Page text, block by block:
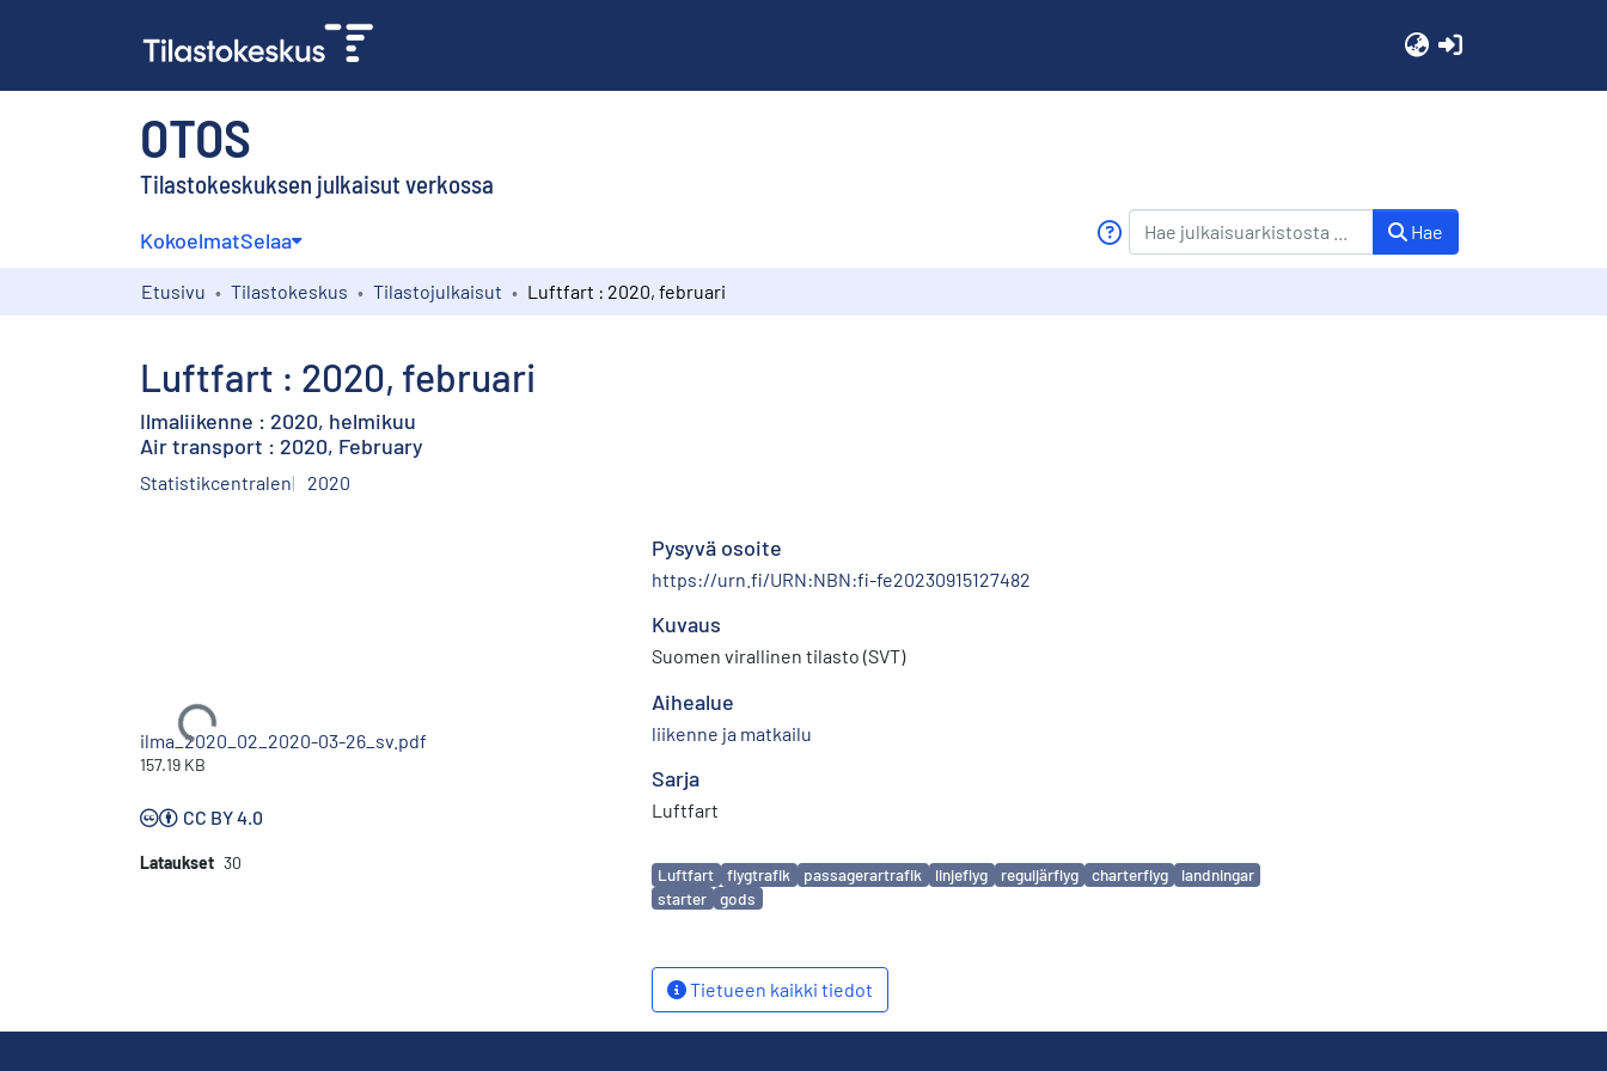
OTOS
Tilastokeskuksen julkaisut verkossa
KokoelmatSelaa Hae
Etusivu Tilastokeskus Tilastojulkaisut Luftfart : 2020, februari
Luftfart : 2020, februari
Ilmaliikenne : 2020, helmikuu
Air transport : 2020, February
Statistikcentralen 2020
Ladataan...
ilma_2020_02_2020-03-26_sv.pdf
157.19 KB
CC BY 4.0
Lataukset 30
Pysyvä osoite
https://urn.fi/URN:NBN:fi-fe20230915127482
Kuvaus
Suomen virallinen tilasto (SVT)
Aihealue
liikenne ja matkailu
Sarja
Luftfart
Avainsanat
Luftfart flygtrafik passagerartrafik linjeflyg reguljärflyg charterflyg
landningar
starter
gods
Tietueen kaikki tiedot